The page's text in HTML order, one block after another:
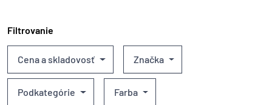
Filtrovanie
Cena a skladovosť Značka
Podkategórie Farba